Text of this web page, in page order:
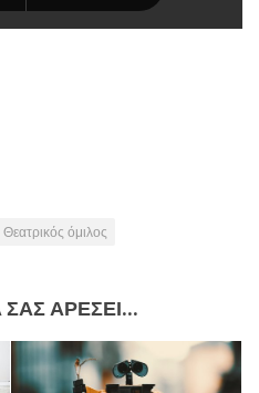
Θεατρικός όμιλος
ΑΡΈΣΕΙ...